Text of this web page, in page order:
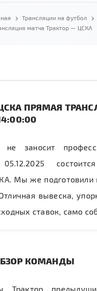
Трансляции на футбол
матча Трактор — ЦСКА
ПРЯМАЯ
не заносит
Мы же подготовили
вывеска,
ставок, само
КОМАНДЫ
Трактор